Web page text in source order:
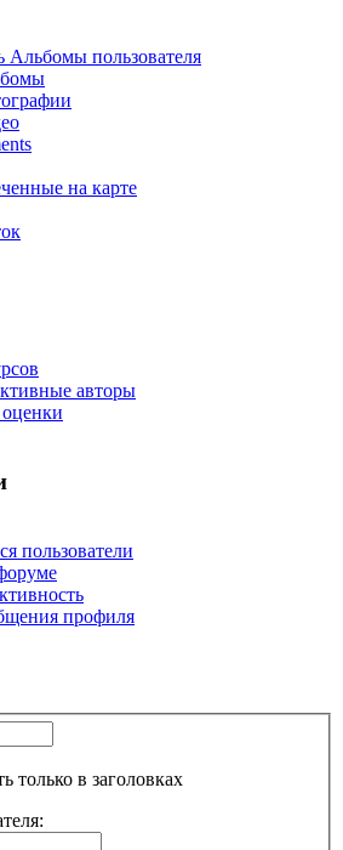
Альбомы пользователя
на карте
авторы
пользователи
профиля
только в заголовках